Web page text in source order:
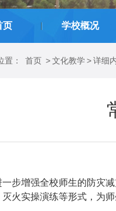
页 学校概况
置： 首页 >文化教学>详细
一步增强全校师生的防灾
火实操演练等形式，为